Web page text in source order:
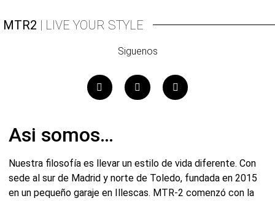
MTR2 | LIVE YOUR STYLE
Siguenos
Asi somos…
Nuestra filosofía es llevar un estilo de vida diferente. Con
sede al sur de Madrid y norte de Toledo, fundada en 2015
en un pequeño garaje en Illescas. MTR-2 comenzó con la